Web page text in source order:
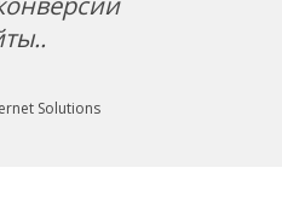
Solutions